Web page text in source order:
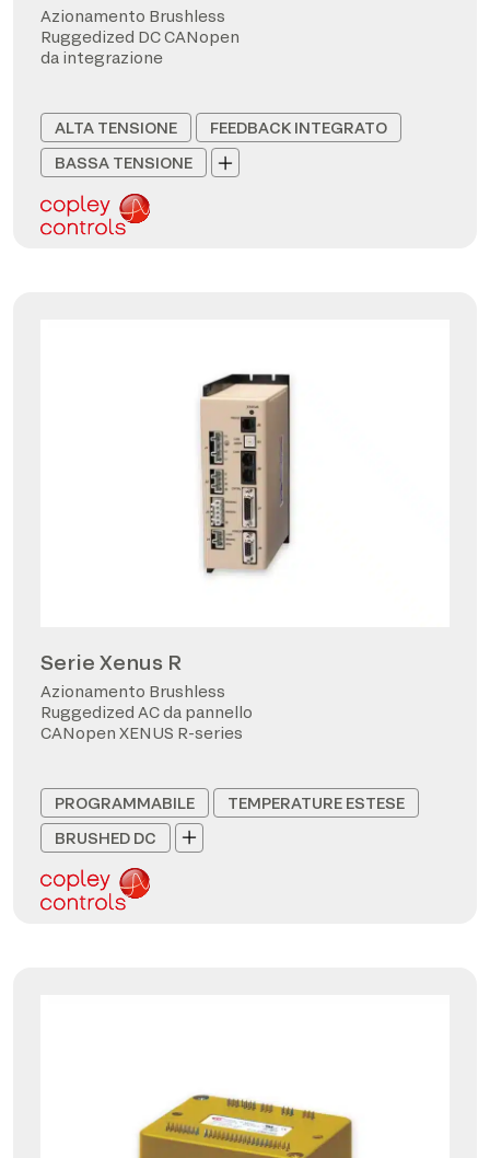
Azionamento Brushless
Ruggedized DC CANopen
da integrazione
ALTA TENSIONE
FEEDBACK INTEGRATO
BASSA TENSIONE
Serie Xenus R
Azionamento Brushless
Ruggedized AC da pannello
CANopen XENUS R-series
PROGRAMMABILE
TEMPERATURE ESTESE
BRUSHED DC